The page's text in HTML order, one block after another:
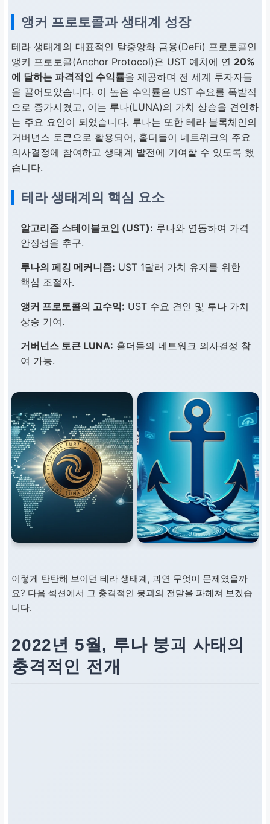
앵커 프로토콜과 생태계 성장
테라 생태계의 대표적인 탈중앙화 금융(DeFi) 프로토콜인
앵커 프로토콜(Anchor Protocol)은 UST 예치에 연 20%
에 달하는 파격적인 수익률을 제공하며 전 세계 투자자들
을 끌어모았습니다. 이 높은 수익률은 UST 수요를 폭발적
으로 증가시켰고, 이는 루나(LUNA)의 가치 상승을 견인하
는 주요 요인이 되었습니다. 루나는 또한 테라 블록체인의
거버넌스 토큰으로 활용되어, 홀더들이 네트워크의 주요
의사결정에 참여하고 생태계 발전에 기여할 수 있도록 했
습니다.
테라 생태계의 핵심 요소
알고리즘 스테이블코인 (UST): 루나와 연동하여 가격
안정성을 추구.
루나의 페깅 메커니즘: UST 1달러 가치 유지를 위한
핵심 조절자.
앵커 프로토콜의 고수익: UST 수요 견인 및 루나 가치
상승 기여.
거버넌스 토큰 LUNA: 홀더들의 네트워크 의사결정 참
여 가능.
이렇게 탄탄해 보이던 테라 생태계, 과연 무엇이 문제였을까
요? 다음 섹션에서 그 충격적인 붕괴의 전말을 파헤쳐 보겠습
니다.
2022년 5월, 루나 붕괴 사태의
충격적인 전개